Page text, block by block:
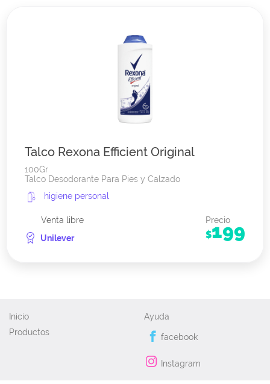
Talco Rexona Efficient Original
100Gr
Talco Desodorante Para Pies y Calzado
higiene personal
Venta libre
Unilever
Precio
$199
Inicio
Productos
Ayuda
facebook
Instagram